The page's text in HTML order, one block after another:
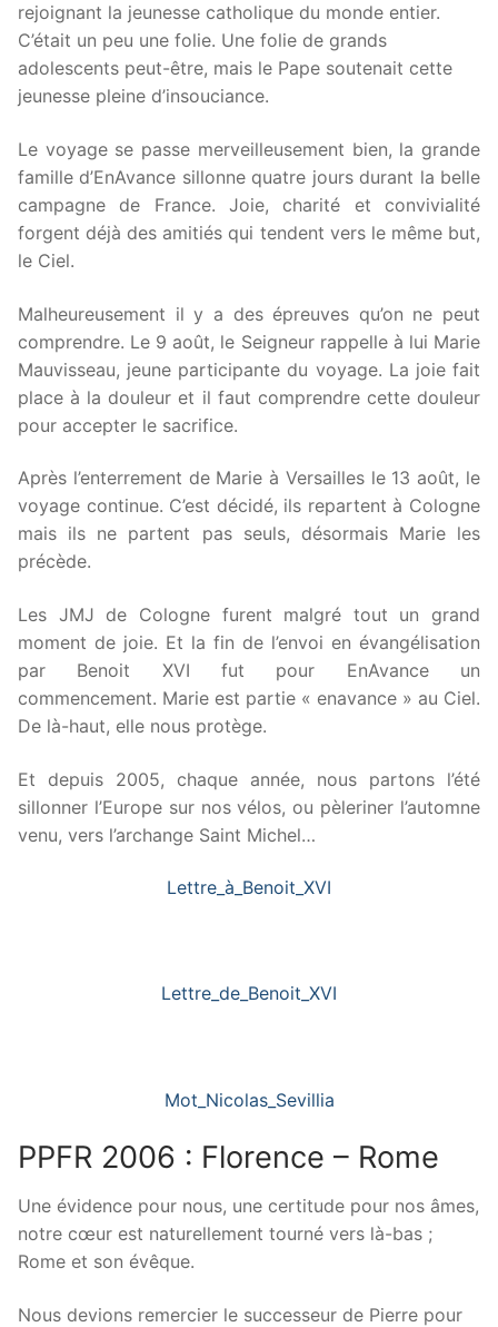
rejoignant la jeunesse catholique du monde entier.
C’était un peu une folie. Une folie de grands
adolescents peut-être, mais le Pape soutenait cette
jeunesse pleine d’insouciance.
Le voyage se passe merveilleusement bien, la grande
famille d’EnAvance sillonne quatre jours durant la belle
campagne de France. Joie, charité et convivialité
forgent déjà des amitiés qui tendent vers le même but,
le Ciel.
Malheureusement il y a des épreuves qu’on ne peut
comprendre. Le 9 août, le Seigneur rappelle à lui Marie
Mauvisseau, jeune participante du voyage. La joie fait
place à la douleur et il faut comprendre cette douleur
pour accepter le sacrifice.
Après l’enterrement de Marie à Versailles le 13 août, le
voyage continue. C’est décidé, ils repartent à Cologne
mais ils ne partent pas seuls, désormais Marie les
précède.
Les JMJ de Cologne furent malgré tout un grand
moment de joie. Et la fin de l’envoi en évangélisation
par Benoit XVI fut pour EnAvance un
commencement. Marie est partie « enavance » au Ciel.
De là-haut, elle nous protège.
Et depuis 2005, chaque année, nous partons l’été
sillonner l’Europe sur nos vélos, ou pèleriner l’automne
venu, vers l’archange Saint Michel…
Lettre_à_Benoit_XVI
Lettre_de_Benoit_XVI
Mot_Nicolas_Sevillia
PPFR 2006 : Florence – Rome
Une évidence pour nous, une certitude pour nos âmes,
notre cœur est naturellement tourné vers là-bas ;
Rome et son évêque.
Nous devions remercier le successeur de Pierre pour